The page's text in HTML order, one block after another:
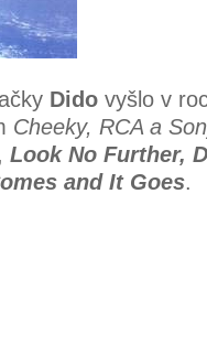
Dido vyšlo v
Cheeky, RCA a
Look No Further,
and It Goes.